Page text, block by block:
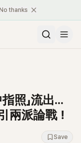
thanks
照」流出...
兩派論戰！
Save